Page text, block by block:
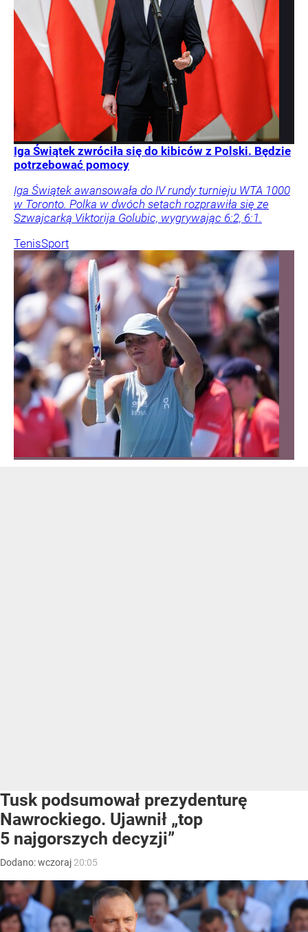
Iga Świątek zwróciła się do kibiców z Polski. Będzie
potrzebować pomocy
Iga Świątek awansowała do IV rundy turnieju WTA 1000
w Toronto. Polka w dwóch setach rozprawiła się ze
Szwajcarką Viktorija Golubic, wygrywając 6:2, 6:1.
TenisSport
Tusk podsumował prezydenturę
Nawrockiego. Ujawnił „top
5 najgorszych decyzji”
Dodano:wczoraj 20:05